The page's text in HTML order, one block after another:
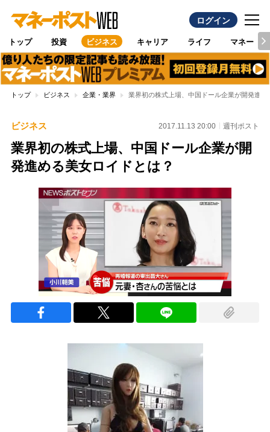
ログイン
トップ 投資 ビジネス キャリア ライフ マネー
トップ ビジネス 企業・業界 業界初の株式上場、中国ドール企業が開発進め
ビジネス 2017.11.13 20:00 週刊ポスト
業界初の株式上場、中国ドール企業が開
発進める美女ロイドとは？